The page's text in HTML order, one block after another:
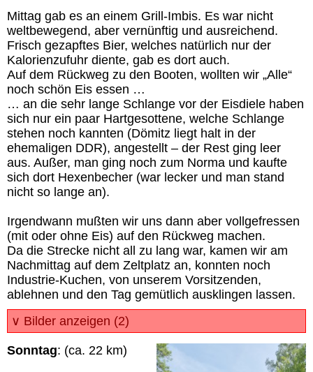
Mittag gab es an einem Grill-Imbis. Es war nicht
weltbewegend, aber vernünftig und ausreichend.
Frisch gezapftes Bier, welches natürlich nur der
Kalorienzufuhr diente, gab es dort auch.
Auf dem Rückweg zu den Booten, wollten wir „Alle“
noch schön Eis essen …
… an die sehr lange Schlange vor der Eisdiele haben
sich nur ein paar Hartgesottene, welche Schlange
stehen noch kannten (Dömitz liegt halt in der
ehemaligen DDR), angestellt – der Rest ging leer
aus. Außer, man ging noch zum Norma und kaufte
sich dort Hexenbecher (war lecker und man stand
nicht so lange an).
Irgendwann mußten wir uns dann aber vollgefressen
(mit oder ohne Eis) auf den Rückweg machen.
Da die Strecke nicht all zu lang war, kamen wir am
Nachmittag auf dem Zeltplatz an, konnten noch
Industrie-Kuchen, von unserem Vorsitzenden,
ablehnen und den Tag gemütlich ausklingen lassen.
∨ Bilder anzeigen (2)
Sonntag: (ca. 22 km)